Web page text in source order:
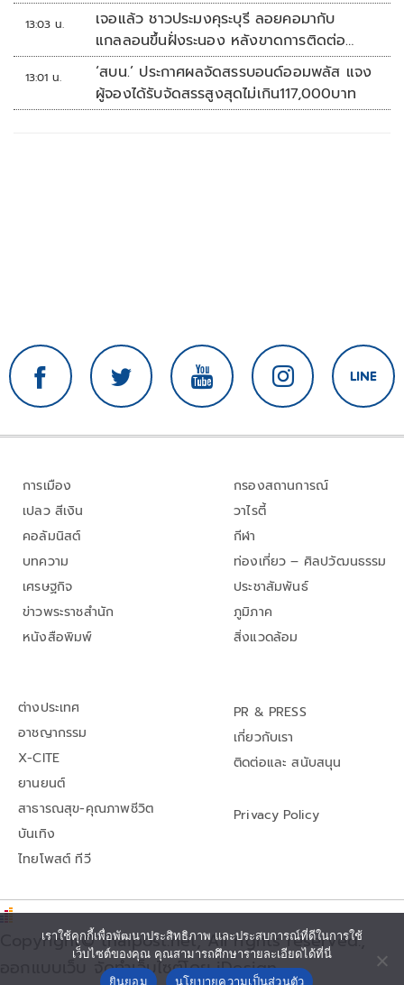
13:03 น.
เจอแล้ว ชาวประมงคุระบุรี ลอยคอมากับ
แกลลอนขึ้นฝั่งระนอง หลังขาดการติดต่อ
หลายวัน
13:01 น.
‘สบน.’ ประกาศผลจัดสรรบอนด์ออมพลัส แจง
ผู้จองได้รับจัดสรรสูงสุดไม่เกิน117,000บาท
การเมือง
เปลว สีเงิน
คอลัมนิสต์
บทความ
เศรษฐกิจ
ข่าวพระราชสำนัก
หนังสือพิมพ์
กรองสถานการณ์
วาไรตี้
กีฬา
ท่องเที่ยว – ศิลปวัฒนธรรม
ประชาสัมพันธ์
ภูมิภาค
สิ่งแวดล้อม
ต่างประเทศ
อาชญากรรม
X-CITE
ยานยนต์
สาธารณสุข-คุณภาพชีวิต
บันเทิง
ไทยโพสต์ ทีวี
PR & PRESS
เกี่ยวกับเรา
ติดต่อและ สนับสนุน
Privacy Policy
Copyright© thaipost.net, All rights reserved.,
ออกแบบเว็บ จัดทำเว็บไซต์โดย iDesign
เราใช้คุกกี้เพื่อพัฒนาประสิทธิภาพ และประสบการณ์ที่ดีในการใช้
เว็บไซต์ของคุณ คุณสามารถศึกษารายละเอียดได้ที่นี่
ยินยอม
นโยบายความเป็นส่วนตัว